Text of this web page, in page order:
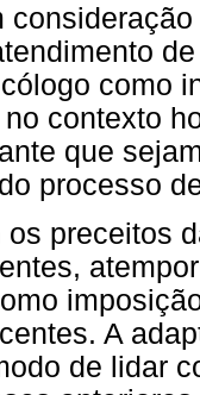
como
contexto
que
processo
os preceitos
A
de lidar